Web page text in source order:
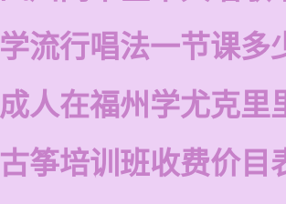
学流行唱法一节课多
成人在福州学尤克里
古筝培训班收费价目